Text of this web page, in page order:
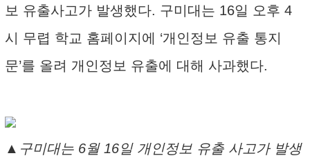
보 유출사고가 발생했다. 구미대는 16일 오후 4
시 무렵 학교 홈페이지에 ‘개인정보 유출 통지
문’를 올려 개인정보 유출에 대해 사과했다.
▲구미대는 6월 16일 개인정보 유출 사고가 발생